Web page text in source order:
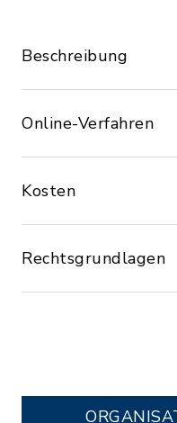
Beschreibung
Online-Verfahren
Kosten
Rechtsgrundlagen